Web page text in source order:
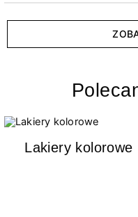
Lakiery kolorowe